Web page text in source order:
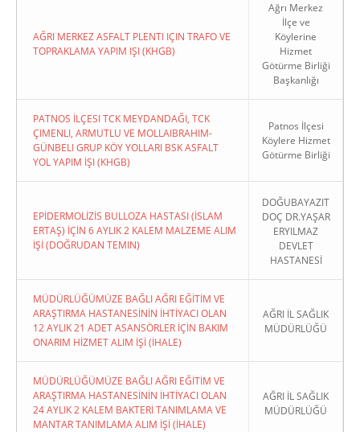
AĞRI MERKEZ ASFALT PLENTI IÇIN TRAFO VE
TOPRAKLAMA YAPIM IŞI (KHGB)
Ağrı Merkez
İlçe ve
Köylerine
Hizmet
Götürme Birliği
Başkanlığı
PATNOS İLÇESI TCK MEYDANDAĞI, TCK
ÇIMENLI, ARMUTLU VE MOLLAIBRAHIM-
GÜNBELI GRUP KÖY YOLLARI BSK ASFALT
YOL YAPIM İŞI (KHGB)
Patnos İlçesi
Köylere Hizmet
Götürme Birliği
EPİDERMOLİZİS BULLOZA HASTASI (İSLAM
ERTAŞ) İÇİN 6 AYLIK 2 KALEM MALZEME ALIM
İŞİ (DOĞRUDAN TEMIN)
DOĞUBAYAZIT
DOÇ DR.YAŞAR
ERYILMAZ
DEVLET
HASTANESİ
MÜDÜRLÜĞÜMÜZE BAĞLI AĞRI EĞİTİM VE
ARAŞTIRMA HASTANESİNİN İHTİYACI OLAN
12 AYLIK 21 ADET ASANSÖRLER İÇİN BAKIM
ONARIM HİZMET ALIM İŞİ (İHALE)
AĞRI İL SAĞLIK
MÜDÜRLÜĞÜ
MÜDÜRLÜĞÜMÜZE BAĞLI AĞRI EĞİTİM VE
ARAŞTIRMA HASTANESİNİN İHTİYACI OLAN
24 AYLIK 2 KALEM BAKTERİ TANIMLAMA VE
MANTAR TANIMLAMA ALIM İŞİ (İHALE)
AĞRI İL SAĞLIK
MÜDÜRLÜĞÜ